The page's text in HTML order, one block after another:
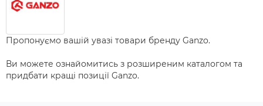
Пропонуємо вашій увазі товари бренду Ganzo.
Ви можете ознайомитись з розширеним каталогом та
придбати кращі позиції Ganzo.